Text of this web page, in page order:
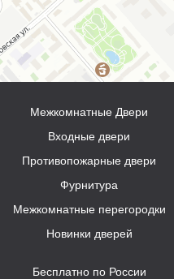
Межкомнатные Двери
Входные двери
Противопожарные двери
Фурнитура
Межкомнатные перегородки
Новинки дверей
Бесплатно по России